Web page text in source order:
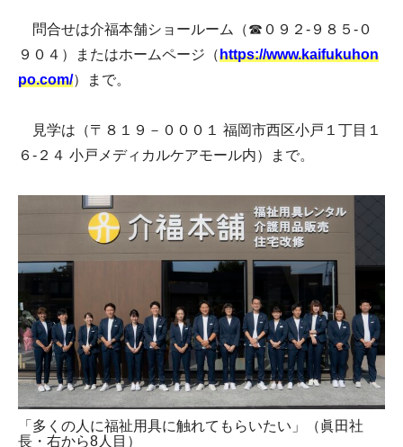
問合せは介福本舗ショールーム（☎０９２-９８５-０
９０４）またはホームページ（https://www.kaifukuhon
po.com/）まで。
見学は（〒８１９－０００１ 福岡市西区小戸１丁目１
６-２４ 小戸メディカルケアモール内）まで。
「多くの人に福祉用具に触れてもらいたい」（眞田社
長・右から8人目）